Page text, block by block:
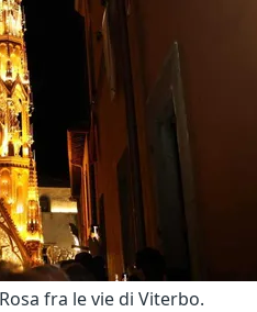
fra le vie di Viterbo.